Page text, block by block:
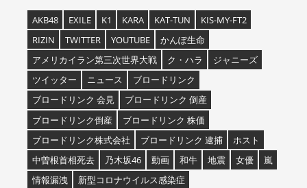
AKB48 EXILE K1 KARA KAT-TUN
KIS-MY-FT2
RIZIN
TWITTER YOUTUBE
かんぽ生命
アメリカイラン第三次世界大戦
ク・ハラ
ジャニーズ
ツイッター
ニュース
ブロードリンク
ブロードリンク 会見
ブロードリンク 倒産
ブロードリンク倒産
ブロードリンク 株価
ブロードリンク株式会社
ブロードリンク 逮捕
ホスト
中曽根首相死去
乃木坂46 動画 和牛 地震 女優
嵐
情報漏洩
新型コロナウイルス感染症